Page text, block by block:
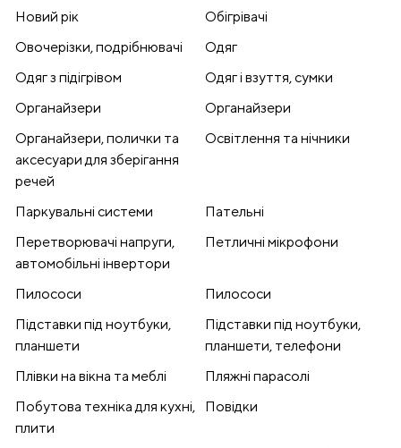
Новий рік
Обігрівачі
Овочерізки, подрібнювачі
Одяг
Одяг з підігрівом
Одяг і взуття, сумки
Органайзери
Органайзери
Органайзери, полички та
аксесуари для зберігання
речей
Освітлення та нічники
Паркувальні системи
Пательні
Перетворювачі напруги,
автомобільні інвертори
Петличні мікрофони
Пилососи
Пилососи
Підставки під ноутбуки,
планшети
Підставки під ноутбуки,
планшети, телефони
Плівки на вікна та меблі
Пляжні парасолі
Побутова техніка для кухні,
плити
Повідки